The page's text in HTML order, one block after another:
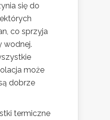
się do
co sprzyja
wodnej.
może
dobrze
termiczne